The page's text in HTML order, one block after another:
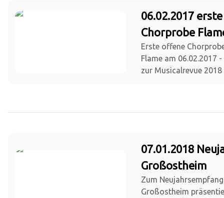
06.02.2017
Chorprobe
Erste offene
Flame am 06.02.2017
zur Musicalrevue 2018
07.01.2018
Großostheim
Zum
Großostheim